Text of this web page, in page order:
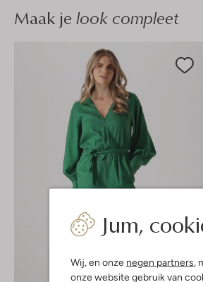
Jum,
Wij, en onze negen partners,
onze website gebruik van
Maak je look compleet